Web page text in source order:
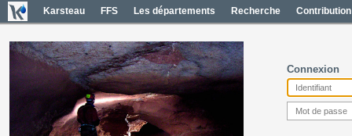
Karsteau FFS Les départements Recherche Contribution
Connexion